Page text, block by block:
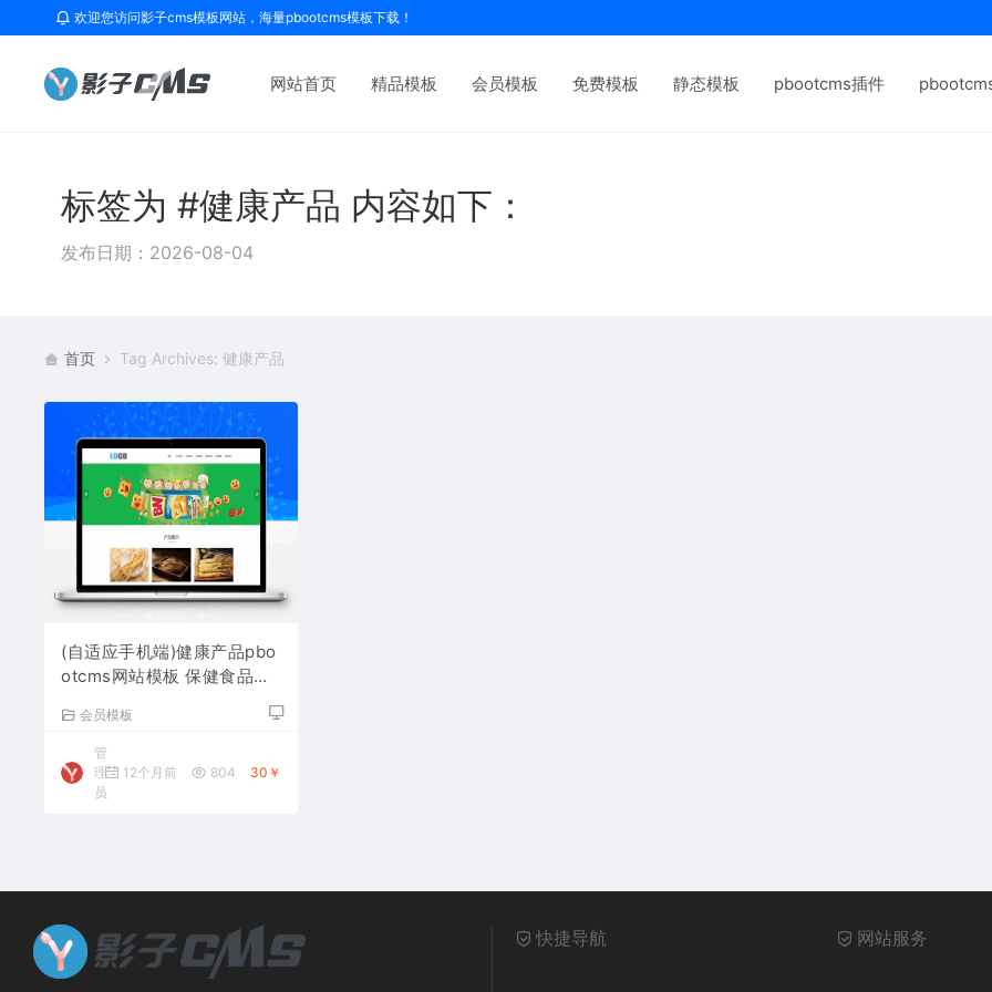
欢迎您访问影子cms模板网站，海量pbootcms模板下载！
网站首页 精品模板 会员模板 免费模板 静态模板 pbootcms插件
标签为 #健康产品 内容如下：
发布日期：2026-08-04
首页 Tag Archives: 健康产品
(自适应手机端)健康产品pbo
otcms网站模板 保健食品网
会员模板
管
理
员
12个月前 804 30￥
快捷导航 网站服务